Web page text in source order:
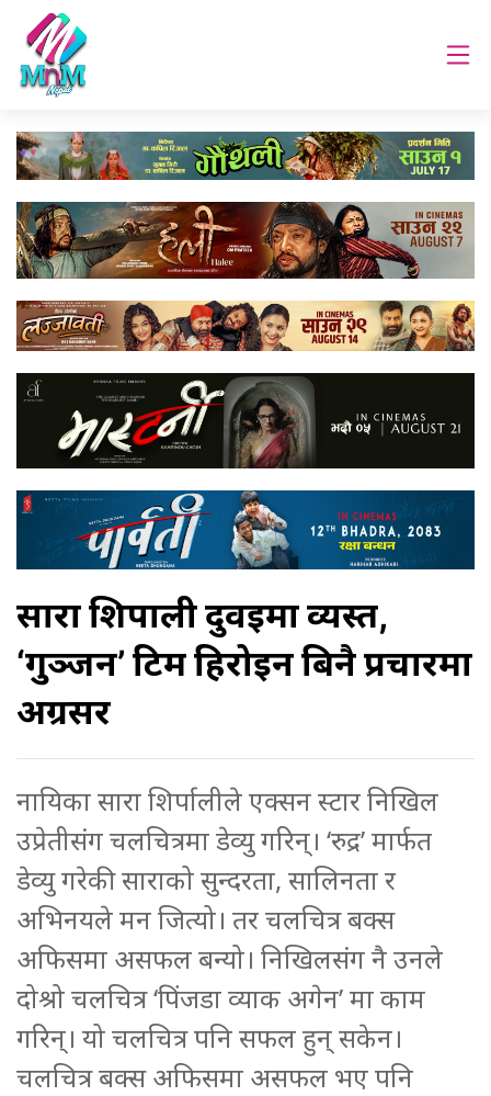
सारा शिर्पाली दुवईमा व्यस्त,
‘गुञ्जन’ टिम हिरोइन बिनै प्रचारमा
अग्रसर
नायिका सारा शिर्पालीले एक्सन स्टार निखिल
उप्रेतीसंग चलचित्रमा डेव्यु गरिन्। ‘रुद्र’ मार्फत
डेव्यु गरेकी साराको सुन्दरता, सालिनता र
अभिनयले मन जित्यो। तर चलचित्र बक्स
अफिसमा असफल बन्यो। निखिलसंग नै उनले
दोश्रो चलचित्र ‘पिंजडा व्याक अगेन’ मा काम
गरिन्। यो चलचित्र पनि सफल हुन् सकेन।
चलचित्र बक्स अफिसमा असफल भए पनि